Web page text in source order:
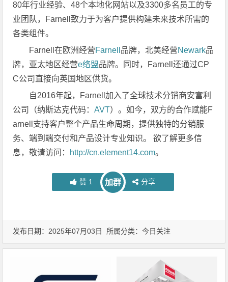
80年行业经验、48个本地化网站以及3300多名员工的专
业团队，Farnell致力于为客户提供构建未来技术所需的
各类组件。
Farnell在欧洲经营Farnell 品牌，北美经营Newark品
牌，亚太地区经营e络盟品牌。同时，Farnell还通过CP
C公司直接向英国地区供货。
自2016年起，Farnell加入了全球技术分销商安富利
公司（纳斯达克代码：AVT）。如今，双方的合作赋能F
arnell支持客户整个产品生命周期，提供独特的分销服
务、端到端交付和产品设计专业知识。 欲了解更多信
息，敬请访问： http://cn.element14.com。
赞 1 加群 分享
发布日期：2025年07月03日 所属分类：今日关注